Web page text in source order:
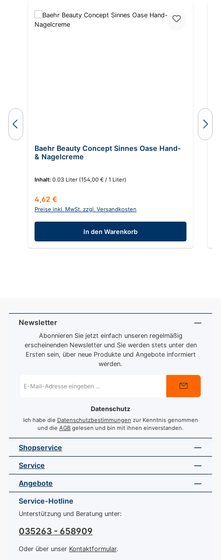
Baehr Beauty Concept Sinnes Oase Hand-
& Nagelcreme
Inhalt: 0.03 Liter (154,00 € / 1 Liter)
Regulärer Preis:
4,62 €
Preise inkl. MwSt. zzgl. Versandkosten
In den Warenkorb
Newsletter
Abonnieren Sie jetzt einfach unseren regelmäßig
erscheinenden Newsletter und Sie werden stets unter den
Ersten sein, über neue Produkte und Angebote informiert
werden.
Mail-
Datenschutz
Ich habe die Datenschutzbestimmungen zur Kenntnis genommen
und die AGB gelesen und bin mit ihnen einverstanden.
Shopservice
Service
Angebote
Service-Hotline
Unterstützung und Beratung unter:
035263 - 658909
Oder über unser Kontaktformular.